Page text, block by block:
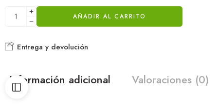
AÑADIR AL CARRITO
Entrega y devolución
Información adicional Valoraciones (0)